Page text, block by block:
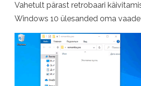
Vahetult pärast retrobaari
Windows 10 ülesanded oma